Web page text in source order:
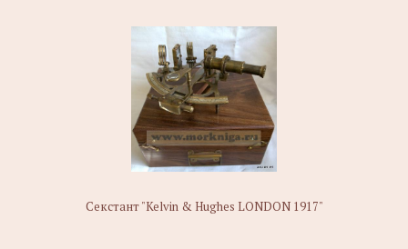
Секстант "Kelvin & Hughes LONDON 1917"